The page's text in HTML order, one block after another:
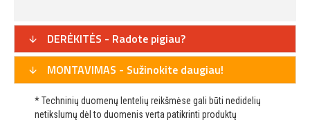
DERĖKITĖS - Radote pigiau?
MONTAVIMAS - Sužinokite daugiau!
* Techninių duomenų lentelių reikšmėse gali būti nedidelių
netikslumų dėl to duomenis verta patikrinti produktų